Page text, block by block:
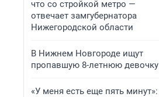
что со стройкой метро —
отвечает замгубернатора
Нижегородской области
В Нижнем Новгороде ищут
пропавшую 8-летнюю девочку
«У меня есть еще пять минут»: